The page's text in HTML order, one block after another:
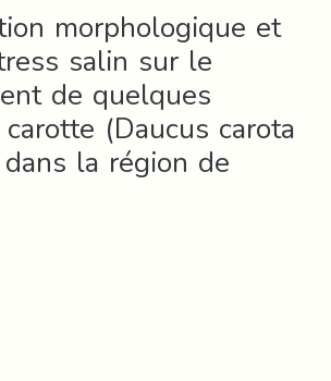
morphologique et
salin sur le
de quelques
(Daucus carota
la région de